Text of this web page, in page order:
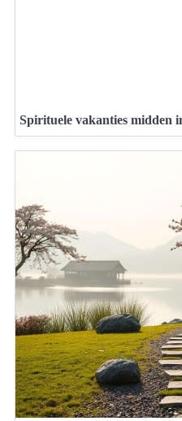
Spirituele vakanties midden